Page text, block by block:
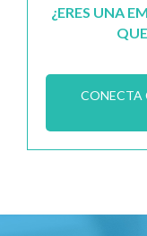
¿ERES UNA
CONECTA